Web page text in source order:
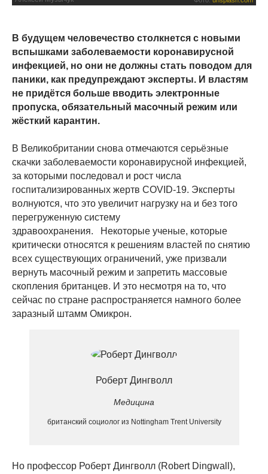
В будущем человечество столкнется с новыми
вспышками заболеваемости коронавирусной
инфекцией, но они не должны стать поводом для
паники, как предупреждают эксперты. И властям
не придётся больше вводить электронные
пропуска, обязательный масочный режим или
жёсткий карантин.
В Великобритании снова отмечаются серьёзные
скачки заболеваемости коронавирусной инфекцией,
за которыми последовал и рост числа
госпитализированных жертв COVID-19. Эксперты
волнуются, что это увеличит нагрузку на и без того
перегруженную систему
здравоохранения. Некоторые ученые, которые
критически относятся к решениям властей по снятию
всех существующих ограничений, уже призвали
вернуть масочный режим и запретить массовые
скопления британцев. И это несмотря на то, что
сейчас по стране распространяется намного более
заразный штамм Омикрон.
Роберт Дингволл
Медицина
британский социолог из Nottingham Trent University
Но профессор Роберт Дингволл (Robert Dingwall),